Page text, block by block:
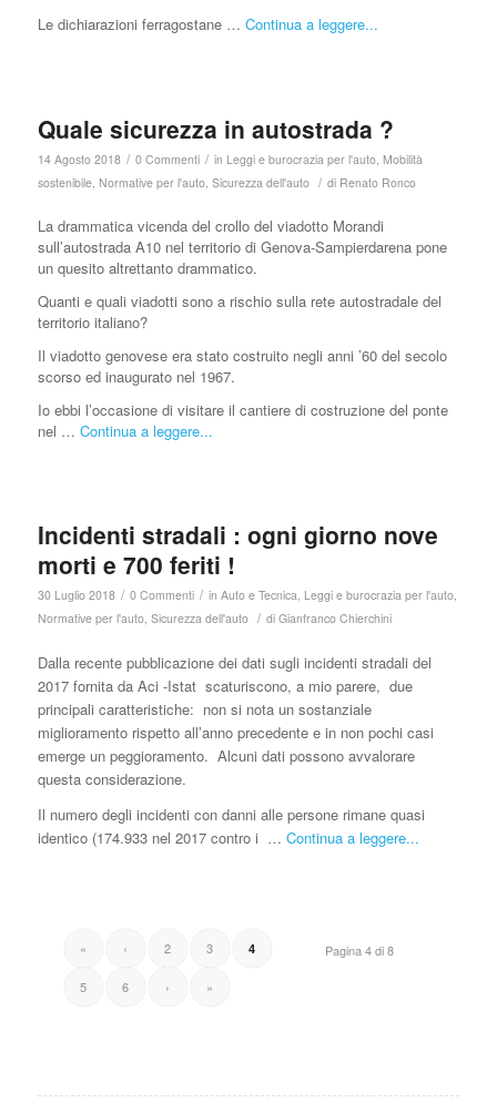
Le dichiarazioni ferragostane … Continua a leggere...
Quale sicurezza in autostrada ?
14 Agosto 2018 / 0 Commenti / in Leggi e burocrazia per l'auto, Mobilità
sostenibile, Normative per l'auto, Sicurezza dell'auto / di Renato Ronco
La drammatica vicenda del crollo del viadotto Morandi
sull’autostrada A10 nel territorio di Genova-Sampierdarena pone
un quesito altrettanto drammatico.
Quanti e quali viadotti sono a rischio sulla rete autostradale del
territorio italiano?
Il viadotto genovese era stato costruito negli anni ’60 del secolo
scorso ed inaugurato nel 1967.
Io ebbi l’occasione di visitare il cantiere di costruzione del ponte
nel … Continua a leggere...
Incidenti stradali : ogni giorno nove
morti e 700 feriti !
30 Luglio 2018 / 0 Commenti / in Auto e Tecnica Leggi e burocrazia per l'auto,
Normative per l'auto, Sicurezza dell'auto / di Gianfranco Chierchini
Dalla recente pubblicazione dei dati sugli incidenti stradali del
2017 fornita da Aci -Istat scaturiscono, a mio parere, due
principali caratteristiche: non si nota un sostanziale
miglioramento rispetto all’anno precedente e in non pochi casi
emerge un peggioramento. Alcuni dati possono avvalorare
questa considerazione.
Il numero degli incidenti con danni alle persone rimane quasi
identico (174.933 nel 2017 contro i … Continua a leggere...
Pagina 4 di 8
« ‹ 2 3 4
5 6 › »